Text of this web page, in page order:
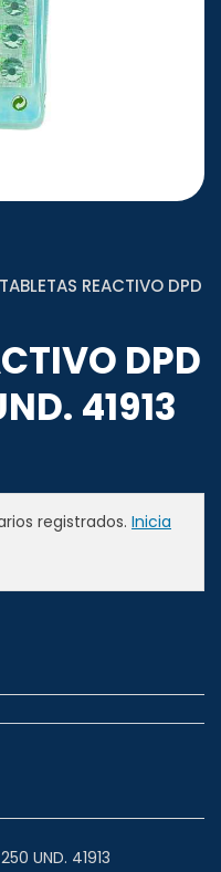
REACTIVO DPD
DPD
41913
registrados. Inicia
UND. 41913